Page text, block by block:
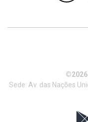
Sede: Av. das Nações